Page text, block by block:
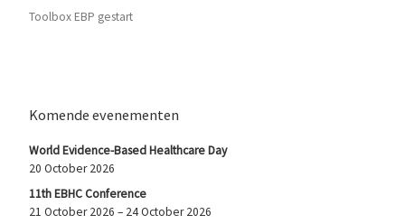
Toolbox EBP gestart
Komende evenementen
World Evidence-Based Healthcare Day
20 October 2026
11th EBHC Conference
21 October 2026 – 24 October 2026